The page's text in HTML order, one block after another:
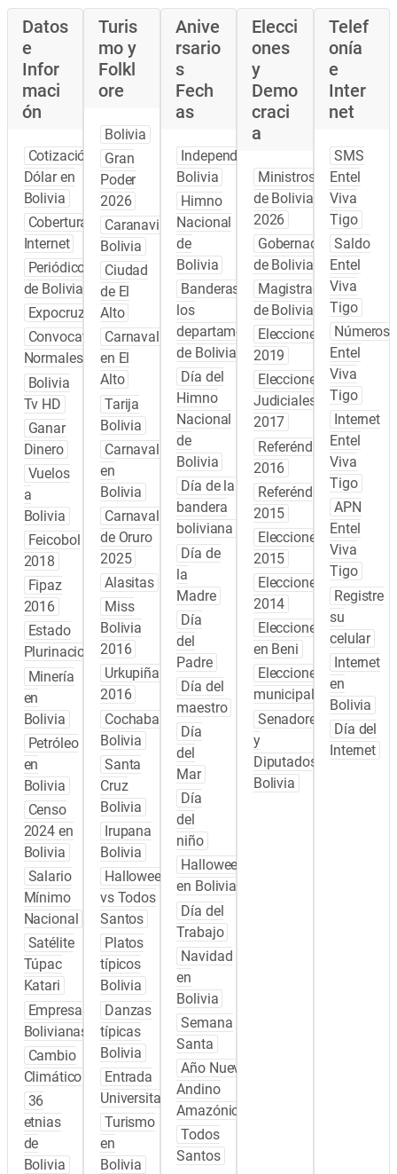
Datos
e
Infor
maci
ón
Cotización
Dólar en
Bolivia
Cobertura
Internet
Periódicos
de Bolivia
Expocruz
Convocatoria
Normales
Bolivia
Tv HD
Ganar
Dinero
Vuelos
a
Bolivia
Feicobol
2018
Fipaz
2016
Estado
Plurinacional
Minería
en
Bolivia
Petróleo
en
Bolivia
Censo
2024 en
Bolivia
Salario
Mínimo
Nacional
Satélite
Túpac
Katari
Empresas
Bolivianas
Cambio
Climático
36
etnias
de
Bolivia
Turis
mo y
Folkl
ore
Bolivia
Gran
Poder
2026
Caranavi
Bolivia
Ciudad
de El
Alto
Carnaval
en El
Alto
Tarija
Bolivia
Carnaval
en
Bolivia
Carnaval
de Oruro
2025
Alasitas
Miss
Bolivia
2016
Urkupiña
2016
Cochabamba
Bolivia
Santa
Cruz
Bolivia
Irupana
Bolivia
Halloween
vs Todos
Santos
Platos
típicos
Bolivia
Danzas
típicas
Bolivia
Entrada
Universitaria
Turismo
en
Bolivia
Anive
rsario
s
Fech
as
Independencia
Bolivia
Himno
Nacional
de
Bolivia
Banderas de
los
departamentos
de Bolivia
Día del
Himno
Nacional
de
Bolivia
Día de la
bandera
boliviana
Día de
la
Madre
Día
del
Padre
Día del
maestro
Día
del
Mar
Día
del
niño
Halloween
en Bolivia
Día del
Trabajo
Navidad
en
Bolivia
Semana
Santa
Año Nuevo
Andino
Amazónico
Todos
Santos
Elecci
ones
y
Demo
craci
a
Ministros
de Bolivia
2026
Gobernadores
de Bolivia
Magistrados
de Bolivia
Elecciones
2019
Elecciones
Judiciales
2017
Referéndum
2016
Referéndum
2015
Elecciones
2015
Elecciones
2014
Elecciones
en Beni
Elecciones
municipales
Senadores
y
Diputados
Bolivia
Telef
onía
e
Inter
net
SMS
Entel
Viva
Tigo
Saldo
Entel
Viva
Tigo
Números
Entel
Viva
Tigo
Internet
Entel
Viva
Tigo
APN
Entel
Viva
Tigo
Registre
su
celular
Internet
en
Bolivia
Día del
Internet